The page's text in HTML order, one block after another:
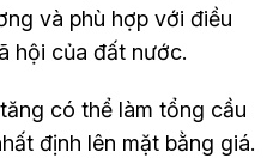
và phù hợp với điều
hội của đất nước.
có thể làm tổng cầu
định lên mặt bằng giá.